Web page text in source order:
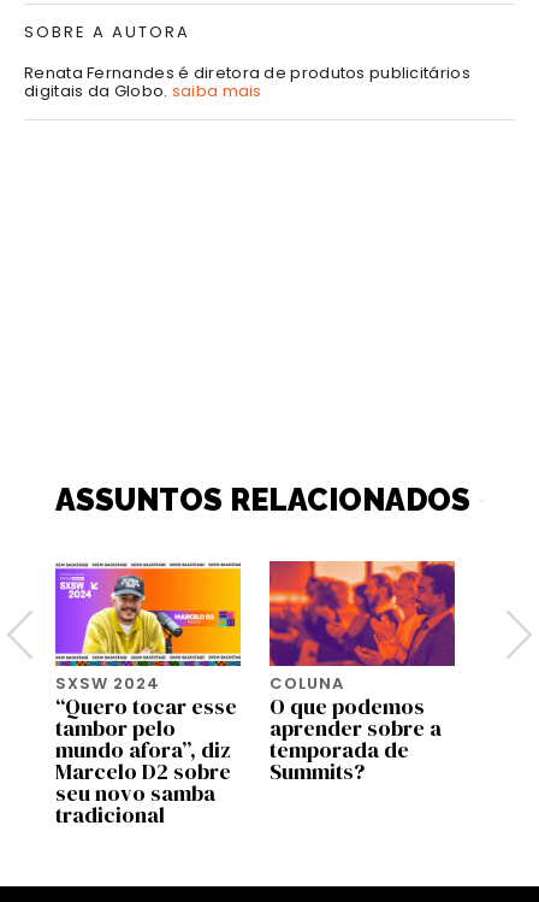
SOBRE A AUTORA
Renata Fernandes é diretora de produtos publicitários
digitais da Globo. saiba mais
ASSUNTOS RELACIONADOS
SXSW 2024
“Quero tocar esse
tambor pelo
mundo afora”, diz
Marcelo D2 sobre
seu novo samba
tradicional
COLUNA
O que podemos
aprender sobre a
temporada de
Summits?